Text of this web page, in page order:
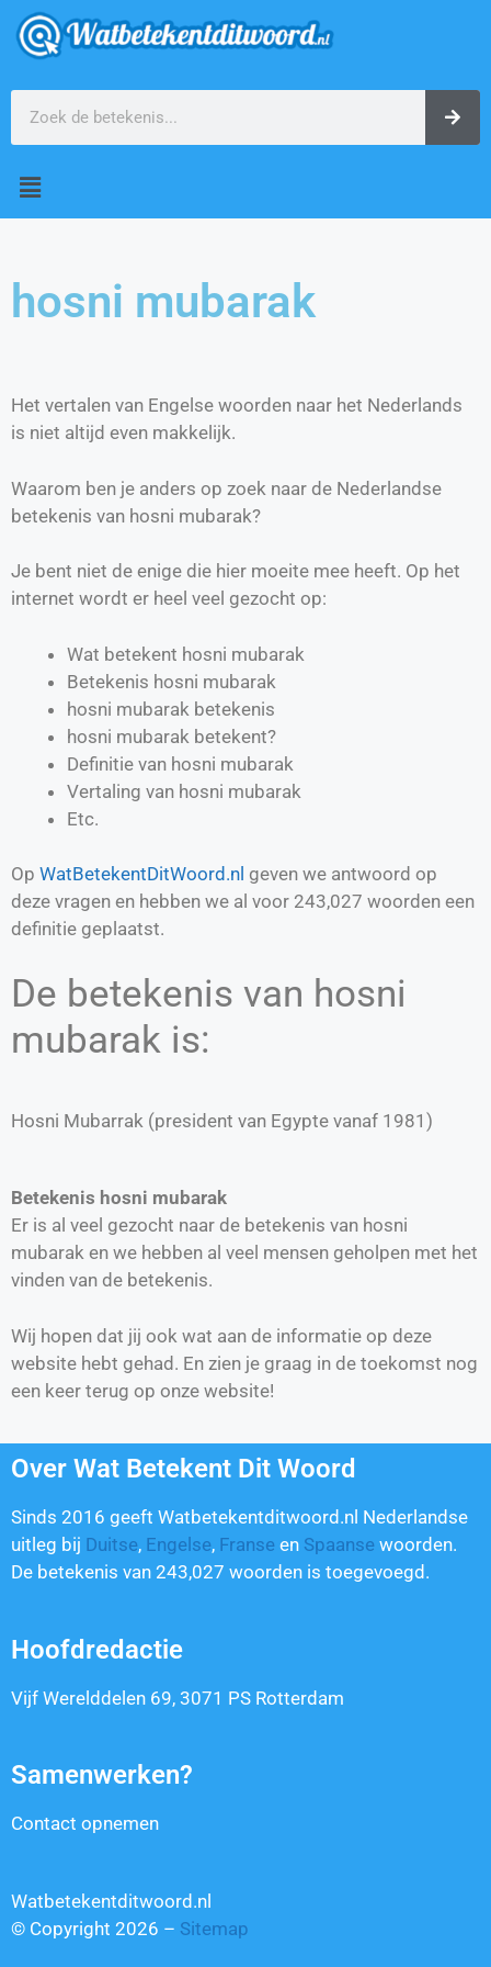
hosni mubarak
Het vertalen van Engelse woorden naar het Nederlands
is niet altijd even makkelijk.
Waarom ben je anders op zoek naar de Nederlandse
betekenis van hosni mubarak?
Je bent niet de enige die hier moeite mee heeft. Op het
internet wordt er heel veel gezocht op:
Wat betekent hosni mubarak
Betekenis hosni mubarak
hosni mubarak betekenis
hosni mubarak betekent?
Definitie van hosni mubarak
Vertaling van hosni mubarak
Etc.
Op WatBetekentDitWoord.nl geven we antwoord op
deze vragen en hebben we al voor 243,027 woorden een
definitie geplaatst.
De betekenis van hosni
mubarak is:
Hosni Mubarrak (president van Egypte vanaf 1981)
Betekenis hosni mubarak
Er is al veel gezocht naar de betekenis van hosni
mubarak en we hebben al veel mensen geholpen met het
vinden van de betekenis.
Wij hopen dat jij ook wat aan de informatie op deze
website hebt gehad. En zien je graag in de toekomst nog
een keer terug op onze website!
Over Wat Betekent Dit Woord
Sinds 2016 geeft Watbetekentditwoord.nl Nederlandse
uitleg bij Duitse, Engelse, Franse en Spaanse woorden.
De betekenis van 243,027 woorden is toegevoegd.
Hoofdredactie
Vijf Werelddelen 69, 3071 PS Rotterdam
Samenwerken?
Contact opnemen
Watbetekentditwoord.nl
© Copyright 2026 – Sitemap